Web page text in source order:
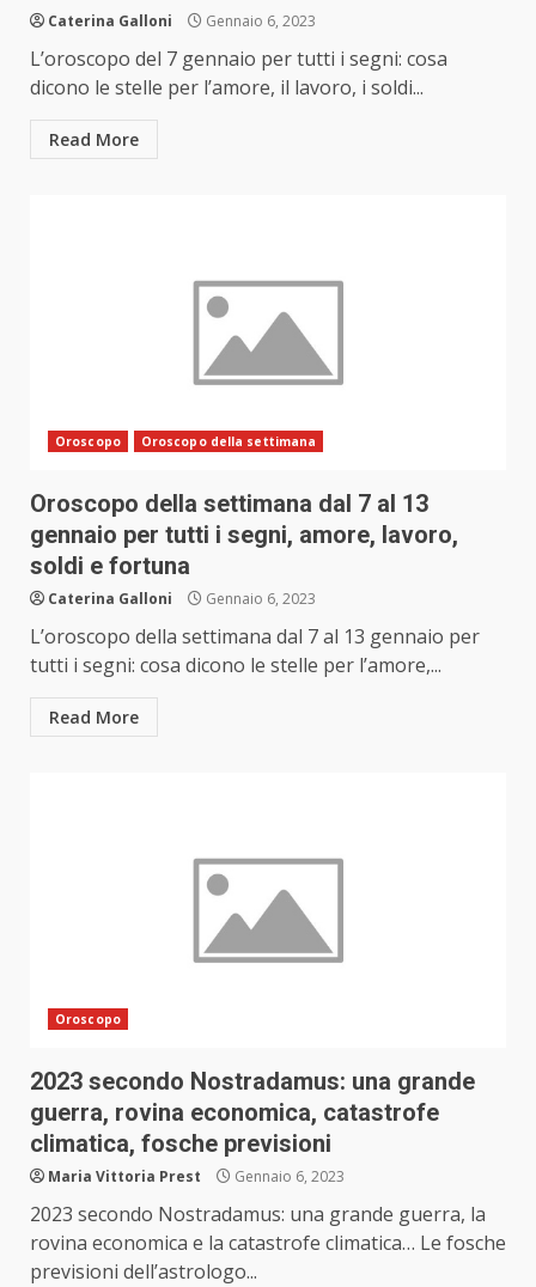
Caterina Galloni Gennaio 6, 2023
L’oroscopo del 7 gennaio per tutti i segni: cosa
dicono le stelle per l’amore, il lavoro, i soldi...
Read More
Oroscopo Oroscopo della settimana
Oroscopo della settimana dal 7 al 13
gennaio per tutti i segni, amore, lavoro,
soldi e fortuna
Caterina Galloni Gennaio 6, 2023
L’oroscopo della settimana dal 7 al 13 gennaio per
tutti i segni: cosa dicono le stelle per l’amore,...
Read More
Oroscopo
2023 secondo Nostradamus: una grande
guerra, rovina economica, catastrofe
climatica, fosche previsioni
Maria Vittoria Prest Gennaio 6, 2023
2023 secondo Nostradamus: una grande guerra, la
rovina economica e la catastrofe climatica… Le fosche
previsioni dell’astrologo...